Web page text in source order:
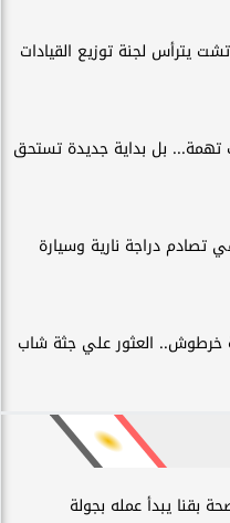
يترأس لجنة توزيع القيادات
تهمة... بل بداية جديدة تستحق
دراجة نارية وسيارة
خرطوش.. العثور علي جثة شاب
بقنا يبدأ عمله بجولة